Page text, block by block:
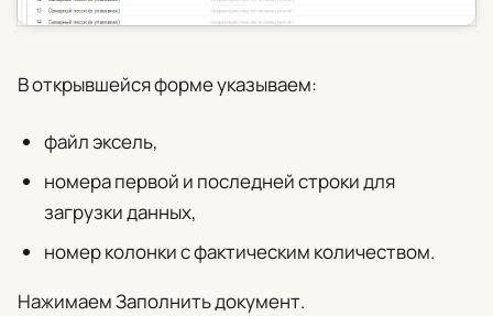
В открывшейся форме указываем:
файл эксель,
номера первой и последней строки для
загрузки данных,
номер колонки с фактическим количеством.
НажимаемЗаполнить документ.